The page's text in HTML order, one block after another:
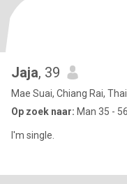
Jaja, 39
Mae Suai, Chiang Rai,
Op zoek naar: Man 35 - 56
I'm single.